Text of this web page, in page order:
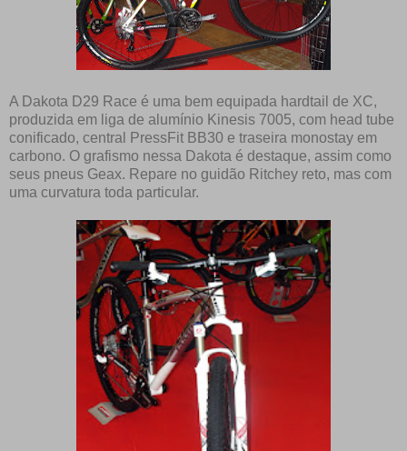
A Dakota D29 Race é uma bem equipada hardtail de XC,
produzida em liga de alumínio Kinesis 7005, com head tube
conificado, central PressFit BB30 e traseira monostay em
carbono. O grafismo nessa Dakota é destaque, assim como
seus pneus Geax. Repare no guidão Ritchey reto, mas com
uma curvatura toda particular.